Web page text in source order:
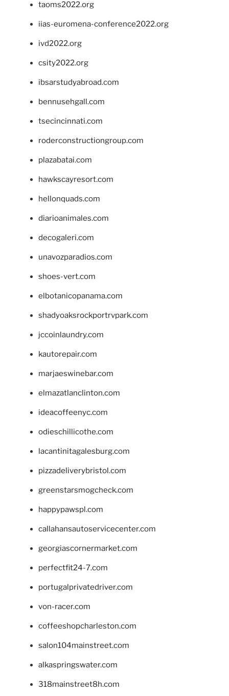
taoms2022.org
iias-euromena-conference2022.org
ivd2022.org
csity2022.org
ibsarstudyabroad.com
bennusehgall.com
tsecincinnati.com
roderconstructiongroup.com
plazabatai.com
hawkscayresort.com
hellonquads.com
diarioanimales.com
decogaleri.com
unavozparadios.com
shoes-vert.com
elbotanicopanama.com
shadyoaksrockportrvpark.com
jccoinlaundry.com
kautorepair.com
marjaeswinebar.com
elmazatlanclinton.com
ideacoffeenyc.com
odieschillicothe.com
lacantinitagalesburg.com
pizzadeliverybristol.com
greenstarsmogcheck.com
happypawspl.com
callahansautoservicecenter.com
georgiascornermarket.com
perfectfit24-7.com
portugalprivatedriver.com
von-racer.com
coffeeshopcharleston.com
salon104mainstreet.com
alkaspringswater.com
318mainstreet8h.com